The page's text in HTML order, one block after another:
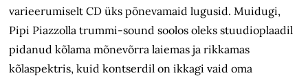
varieerumiselt CD üks põnevamaid lugusid. Muidugi,
Pipi Piazzolla trummi-sound soolos oleks stuudioplaadil
pidanud kõlama mõnevõrra laiemas ja rikkamas
kõlaspektris, kuid kontserdil on ikkagi vaid oma